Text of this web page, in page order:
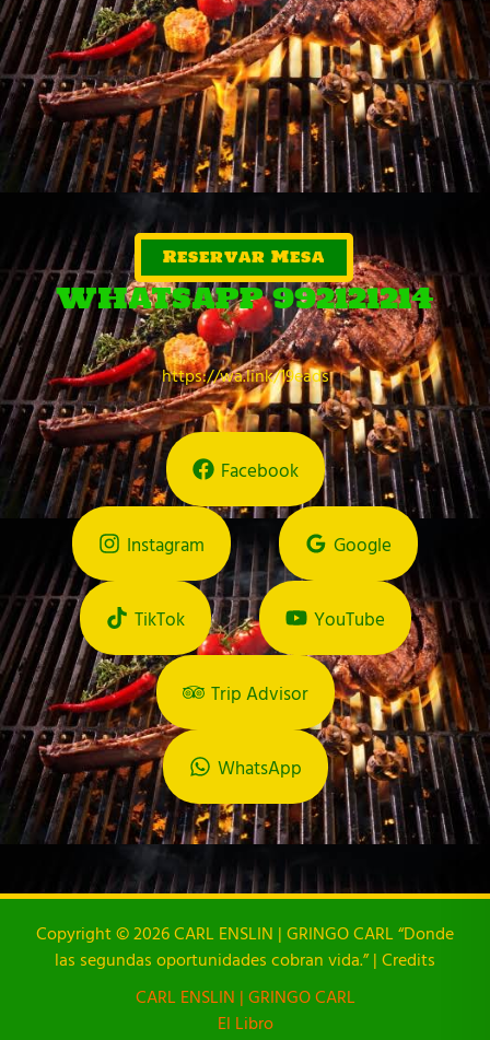
Reservar Mesa
WHATSAPP 992121214
https://wa.link/19eads
Facebook
Instagram Google
TikTok YouTube
Trip Advisor
WhatsApp
Copyright © 2026 CARL ENSLIN | GRINGO CARL “Donde
las segundas oportunidades cobran vida.” | Credits
CARL ENSLIN | GRINGO CARL
El Libro